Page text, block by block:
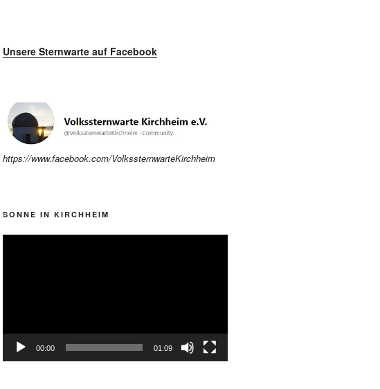
Unsere Sternwarte auf Facebook
https://www.facebook.com/VolkssternwarteKirchheim
SONNE IN KIRCHHEIM
00:00 01:09